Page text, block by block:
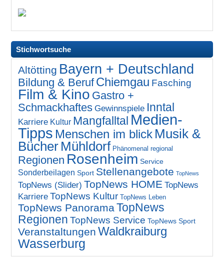
Stichwortsuche
Altötting Bayern + Deutschland
Bildung & Beruf Chiemgau Fasching
Film & Kino Gastro +
Schmackhaftes Gewinnspiele Inntal
Karriere Kultur Mangfalltal Medien-
Tipps Menschen im blick Musik &
Bücher Mühldorf Phänomenal regional
Regionen Rosenheim Service
Sonderbeilagen Sport Stellenangebote TopNews
TopNews (Slider) TopNews HOME TopNews
Karriere TopNews Kultur TopNews Leben
TopNews PanoramaTopNews
Regionen TopNews Service TopNews Sport
Veranstaltungen Waldkraiburg
Wasserburg